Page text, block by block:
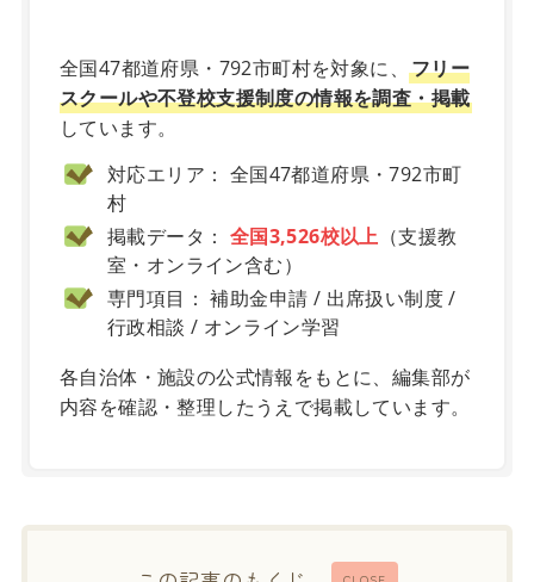
全国47都道府県・792市町村を対象に、 フリー
スクールや不登校支援制度の情報を調査・掲載
しています。
対応エリア： 全国47都道府県・792市町
村
掲載データ： 全国3,526校以上 （支援教
室・オンライン含む）
専門項目： 補助金申請 / 出席扱い制度 /
行政相談 / オンライン学習
各自治体・施設の公式情報をもとに、編集部が
内容を確認・整理したうえで掲載しています。